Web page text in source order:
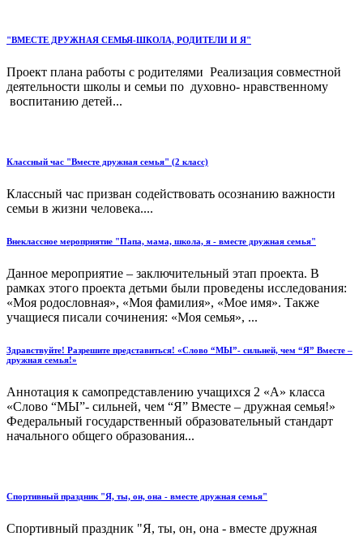
"ВМЕСТЕ ДРУЖНАЯ СЕМЬЯ-ШКОЛА, РОДИТЕЛИ И Я"
Проект плана работы с родителями Реализация совместной
деятельности школы и семьи по духовно- нравственному
воспитанию детей...
Классный час "Вместе дружная семья" (2 класс)
Классный час призван содействовать осознанию важности
семьи в жизни человека....
Внеклассное мероприятие "Папа, мама, школа, я - вместе дружная семья"
Данное мероприятие – заключительный этап проекта. В
рамках этого проекта детьми были проведены исследования:
«Моя родословная», «Моя фамилия», «Мое имя». Также
учащиеся писали сочинения: «Моя семья», ...
Здравствуйте! Разрешите представиться! «Слово “МЫ”- сильней, чем “Я” Вместе –
дружная семья!»
Аннотация к самопредставлению учащихся 2 «А» класса
«Слово “МЫ”- сильней, чем “Я” Вместе – дружная семья!»
Федеральный государственный образовательный стандарт
начального общего образования...
Спортивный праздник "Я, ты, он, она - вместе дружная семья"
Спортивный праздник "Я, ты, он, она - вместе дружная